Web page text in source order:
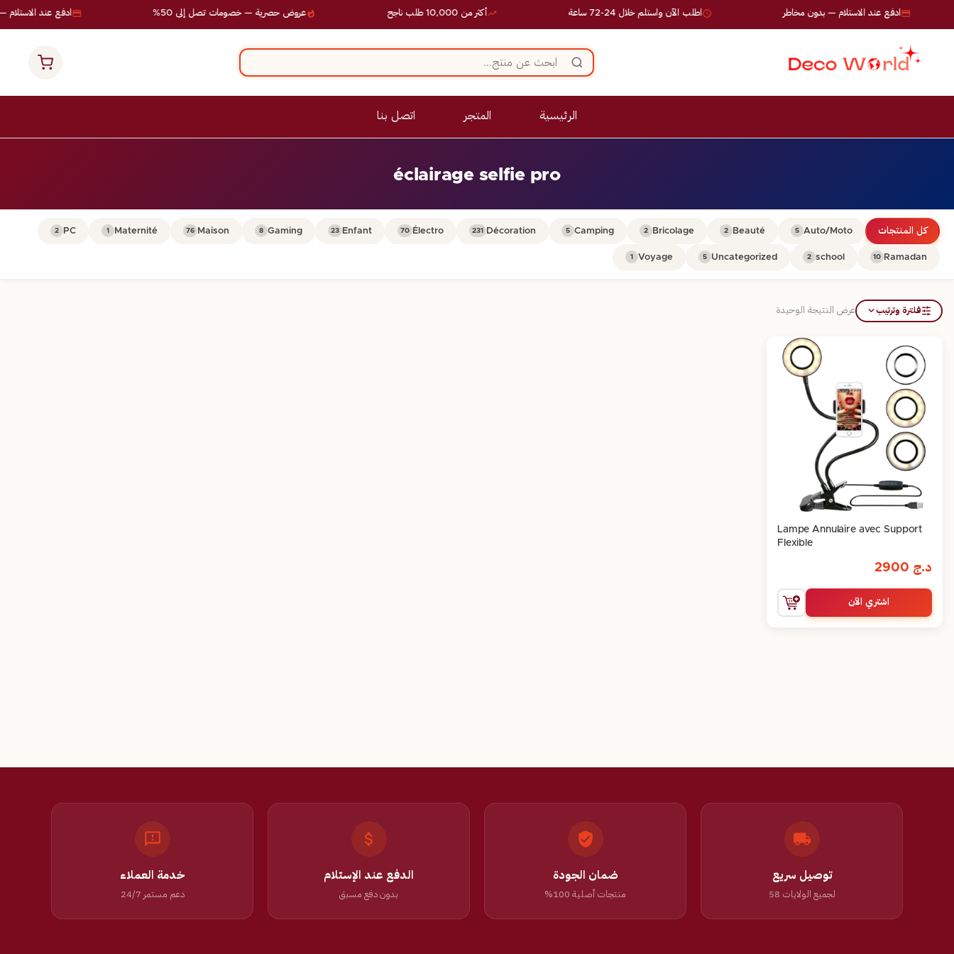
ادفع عند الاستلام — عروض حصرية — خصومات تصل إلى 50% أكثر من 10,000 طلب ناجح اطلب الآن واستلم خلال 24-72 ساعة ادفع عند الاستلام — بدون مخاطر
الرئيسية المتجر اتصل بنا
éclairage selfie pro
كل المنتجات Auto/Moto
5
Beauté
2
Bricolage
2
Camping
5
Décoration
231
Électro
70
Enfant
23
Gaming
8
Maison
76
Maternité
1
PC
2
Ramadan
10
school
2
Uncategorized
5
Voyage
1
فلترة وترتيب عرض النتيجة الوحيدة
Lampe Annulaire avec Support
Flexible
د.ج
اشتري الآن
توصيل سريع
لجميع الولايات 58
ضمان الجودة
منتجات أصلية 100%
الدفع عند الإستلام
بدون دفع مسبق
خدمة العملاء
دعم مستمر 24/7